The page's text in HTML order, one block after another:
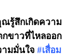
รู้สึกเกิดความ
กขาวที่ไหลออก
มมั่นใจ #เสื่อม